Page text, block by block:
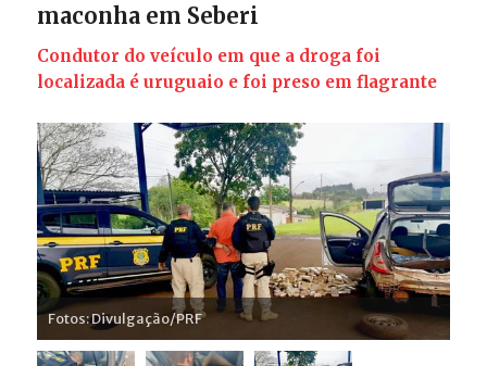
maconha em Seberi
Condutor do veículo em que a droga foi
localizada é uruguaio e foi preso em flagrante
Fotos: Divulgação/PRF